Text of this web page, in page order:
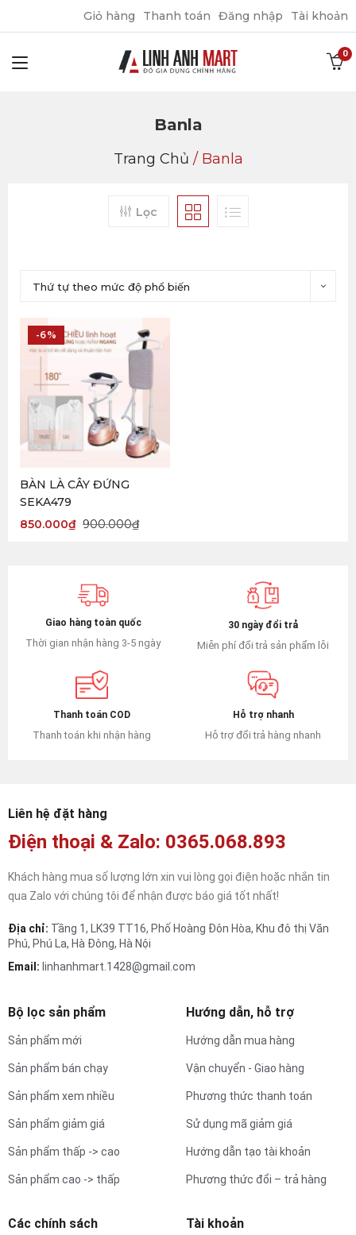
Giỏ hàng Thanh toán Đăng nhập Tài khoản
Banla
Trang Chủ / Banla
Lọc
Thứ tự theo mức độ phổ biến
-6%
BÀN LÀ CÂY ĐỨNG
SEKA479
900.000₫
850.000₫
Giao hàng toàn quốc
Thời gian nhận hàng 3-5 ngày
30 ngày đổi trả
Miễn phí đổi trả sản phẩm lỗi
Thanh toán COD
Thanh toán khi nhận hàng
Hỗ trợ nhanh
Hỗ trợ đổi trả hàng nhanh
Liên hệ đặt hàng
Điện thoại & Zalo: 0365.068.893
Khách hàng mua số lượng lớn xin vui lòng gọi điện hoặc nhắn tin
qua Zalo với chúng tôi để nhận được báo giá tốt nhất!
Địa chỉ: Tầng 1, LK39 TT16, Phố Hoàng Đôn Hòa, Khu đô thị Văn
Phú, Phú La, Hà Đông, Hà Nội
Email: linhanhmart.1428@gmail.com
Bộ lọc sản phẩm
Sản phẩm mới
Sản phẩm bán chạy
Sản phẩm xem nhiều
Sản phẩm giảm giá
Sản phẩm thấp -> cao
Sản phẩm cao -> thấp
Hướng dẫn, hỗ trợ
Hướng dẫn mua hàng
Vận chuyển - Giao hàng
Phương thức thanh toán
Sử dụng mã giảm giá
Hướng dẫn tạo tài khoản
Phương thức đổi – trả hàng
Các chính sách Tài khoản